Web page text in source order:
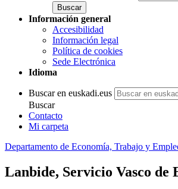
Información general
Accesibilidad
Información legal
Política de cookies
Sede Electrónica
Idioma
Buscar en euskadi.eus
Buscar
Contacto
Mi carpeta
Departamento de Economía, Trabajo y
Lanbide, Servicio Vasco de